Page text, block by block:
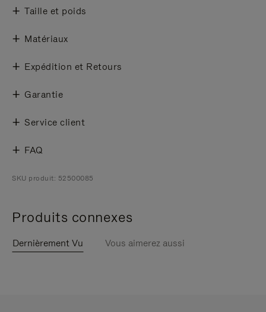
Taille et poids
Matériaux
Expédition et Retours
Garantie
Service client
FAQ
SKU produit: 52500085
Produits connexes
Dernièrement Vu Vous aimerez aussi